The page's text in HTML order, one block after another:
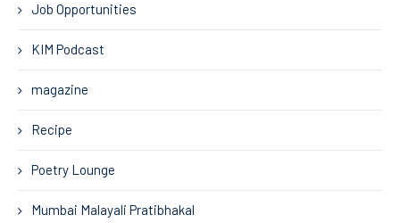
Job Opportunities
KIM Podcast
magazine
Recipe
Poetry Lounge
Mumbai Malayali Pratibhakal